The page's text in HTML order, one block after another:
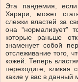
Эта пандемия,
Харари, может
слежки властей за
она “нормализует”
которые раньше
знаменует собой
отслеживание того,
кожей. Теперь
переходите, кликая
какие у вас в данный